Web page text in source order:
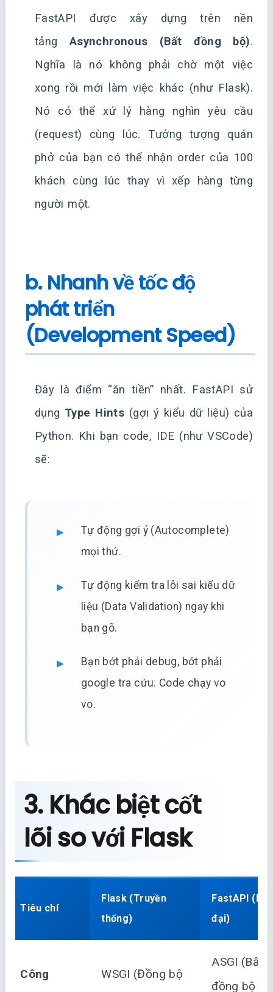
FastAPI được xây dựng trên nền
tảng
Asynchronous (Bất đồng bộ).
Nghĩa là nó không phải chờ một việc
xong rồi mới làm việc khác (như Flask).
Nó có thể xử lý hàng nghìn yêu cầu
(request) cùng lúc. Tưởng tượng quán
phở của bạn có thể nhận order của 100
khách cùng lúc thay vì xếp hàng từng
người một.
b. Nhanh về tốc độ
phát triển
(Development Speed)
Đây là điểm “ăn tiền” nhất. FastAPI sử
dụng Type Hints (gợi ý kiểu dữ liệu) của
Python. Khi bạn code, IDE (như VSCode)
sẽ:
Tự động gợi ý (Autocomplete)
mọi thứ.
Tự động kiểm tra lỗi sai kiểu dữ
liệu (Data Validation) ngay khi
bạn gõ.
Bạn bớt phải debug, bớt phải
google tra cứu. Code chạy vo
vo.
3. Khác biệt cốt
lõi so với Flask
Tiêu chí
Flask (Truyền
thống)
FastAPI
đại)
Công
WSGI (Đồng bộ
ASGI (Bất
đồng bộ –